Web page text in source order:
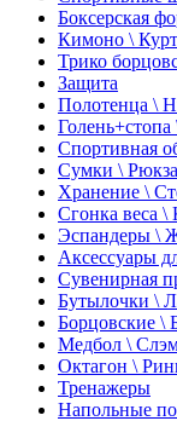
Боксерская
Кимоно \
Трико
Защита
Полотенца \
Спортивная
Сумки \
Хранение \
Сгонка веса \
Эспандеры \
Аксессуары
Сувенирная
Бутылочки \
Борцовские
Медбол \
Октагон \
Тренажеры
Напольные